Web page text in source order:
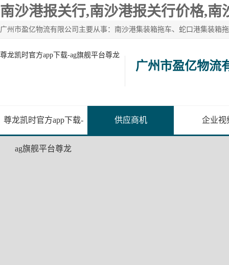
南沙港报关行,南沙港报关行价格,
尊龙凯时官方app下载-ag旗舰平台尊龙
广州市盈亿物流
尊龙凯时官方app下载-
ag旗舰平台尊龙
供应商机 企业视